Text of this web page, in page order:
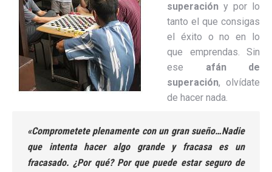
superación y por lo
tanto el que consigas
el éxito o no en lo
que emprendas. Sin
ese afán de
superación, olvídate
de hacer nada.
«Comprometete plenamente con un gran sueño…Nadie
que intenta hacer algo grande y fracasa es un
fracasado. ¿Por qué? Por que puede estar seguro de